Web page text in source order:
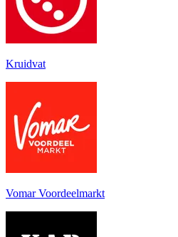
Kruidvat
Vomar Voordeelmarkt